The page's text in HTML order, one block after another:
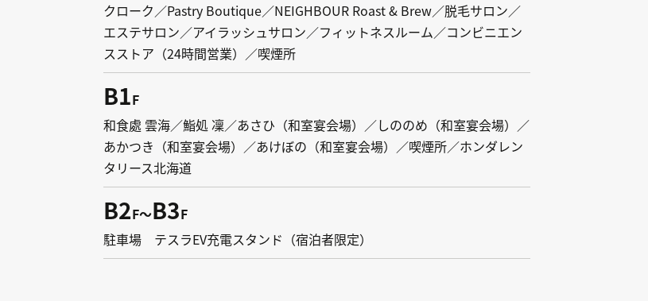
クローク／Pastry Boutique／NEIGHBOUR Roast & Brew／脱毛サロン／
エステサロン／アイラッシュサロン／フィットネスルーム／コンビニエン
スストア（24時間営業）／喫煙所
B1F
和食處 雲海／鮨処 凜／あさひ（和室宴会場）／しののめ（和室宴会場）／
あかつき（和室宴会場）／あけぼの（和室宴会場）／喫煙所／ホンダレン
タリース北海道
B2F～B3F
駐車場 テスラEV充電スタンド（宿泊者限定）